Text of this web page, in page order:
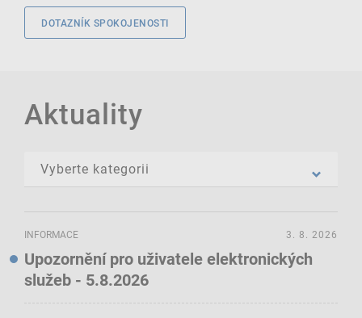
DOTAZNÍK SPOKOJENOSTI
Aktuality
INFORMACE
Upozornění pro uživatele elektronických
služeb - 5.8.2026
3. 8. 2026